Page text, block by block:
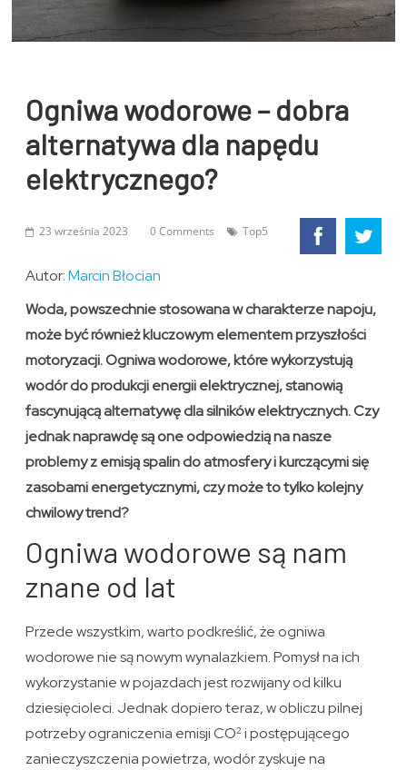
Ogniwa wodorowe – dobra
alternatywa dla napędu
elektrycznego?
23 września 2023 0 Comments Top5
Autor:Marcin Błocian
Woda, powszechnie stosowana w charakterze napoju,
może być również kluczowym elementem przyszłości
motoryzacji. Ogniwa wodorowe, które wykorzystują
wodór do produkcji energii elektrycznej, stanowią
fascynującą alternatywę dla silników elektrycznych. Czy
jednak naprawdę są one odpowiedzią na nasze
problemy z emisją spalin do atmosfery i kurczącymi się
zasobami energetycznymi, czy może to tylko kolejny
chwilowy trend?
Ogniwa wodorowe są nam
znane od lat
Przede wszystkim, warto podkreślić, że ogniwa
wodorowe nie są nowym wynalazkiem. Pomysł na ich
wykorzystanie w pojazdach jest rozwijany od kilku
dziesięcioleci. Jednak dopiero teraz, w obliczu pilnej
potrzeby ograniczenia emisji CO2 i postępującego
zanieczyszczenia powietrza, wodór zyskuje na